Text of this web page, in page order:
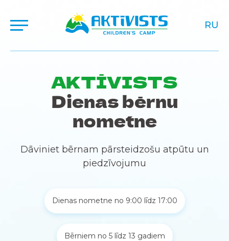
RU
AKTĪVISTS
Dienas bērnu
nometne
Dāviniet bērnam pārsteidzošu atpūtu un
piedzīvojumu
Dienas nometne no 9:00 līdz 17:00
Bērniem no 5 līdz 13 gadiem